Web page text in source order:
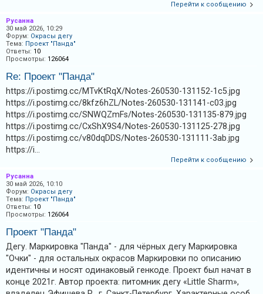
Перейти к сообщению
Русанна
30 май 2026, 10:29
Форум: Окрасы дегу
Тема: Проект "Панда"
Ответы: 10
Просмотры: 126064
Re: Проект "Панда"
https://i.postimg.cc/MTvKtRqX/Notes-260530-131152-1c5.jpg
https://i.postimg.cc/8kfz6hZL/Notes-260530-131141-c03.jpg
https://i.postimg.cc/SNWQZmFs/Notes-260530-131135-879.jpg
https://i.postimg.cc/CxShX9S4/Notes-260530-131125-278.jpg
https://i.postimg.cc/v80dqDDS/Notes-260530-131111-3ab.jpg
https://i...
Перейти к сообщению
Русанна
30 май 2026, 10:10
Форум: Окрасы дегу
Тема: Проект "Панда"
Ответы: 10
Просмотры: 126064
Проект "Панда"
Дегу. Маркировка "Панда" - для чёрных дегу Маркировка
"Очки" - для остальных окрасов Маркировки по описанию
идентичны и носят одинаковый генкоде. Проект был начат в
конце 2021г. Автор проекта: питомник дегу «Little Sharm»,